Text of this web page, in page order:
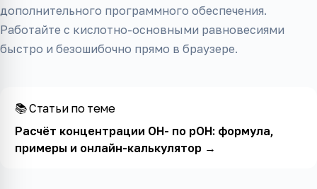
дополнительного программного обеспечения.
Работайте с кислотно-основными равновесиями
быстро и безошибочно прямо в браузере.
📚 Статьи по теме
Расчёт концентрации OH- по pOH: формула,
примеры и онлайн-калькулятор→